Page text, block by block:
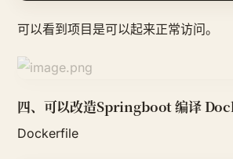
可以看到项目是可以起来正常访问。
四、可以改造Springboot 编译
Dockerfile